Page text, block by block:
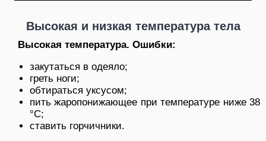
Высокая и низкая температура тела
Высокая температура. Ошибки:
закутаться в одеяло;
греть ноги;
обтираться уксусом;
пить жаропонижающее при температуре ниже 38
°C;
ставить горчичники.